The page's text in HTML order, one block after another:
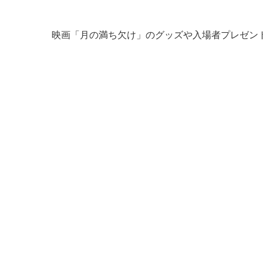
映画「月の満ち欠け」のグッズや入場者プレゼン